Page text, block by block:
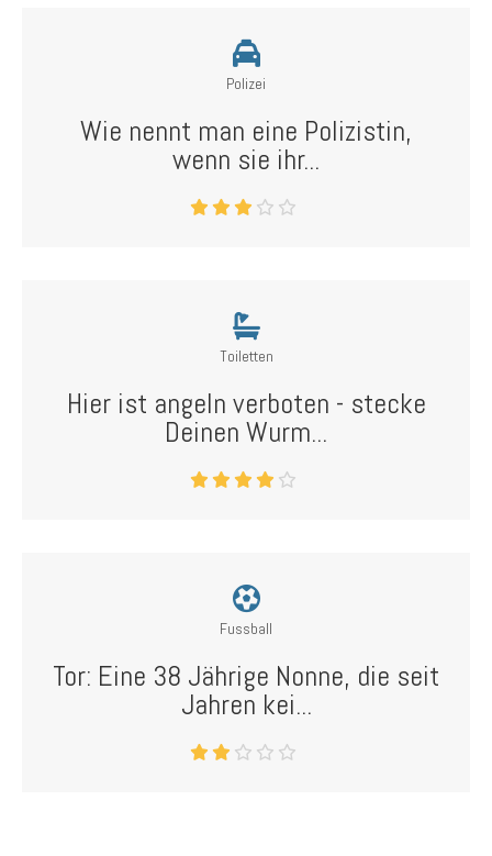
Polizei
Wie nennt man eine Polizistin,
wenn sie ihr...
Toiletten
Hier ist angeln verboten - stecke
Deinen Wurm...
Fussball
Tor: Eine 38 Jährige Nonne, die seit
Jahren kei...